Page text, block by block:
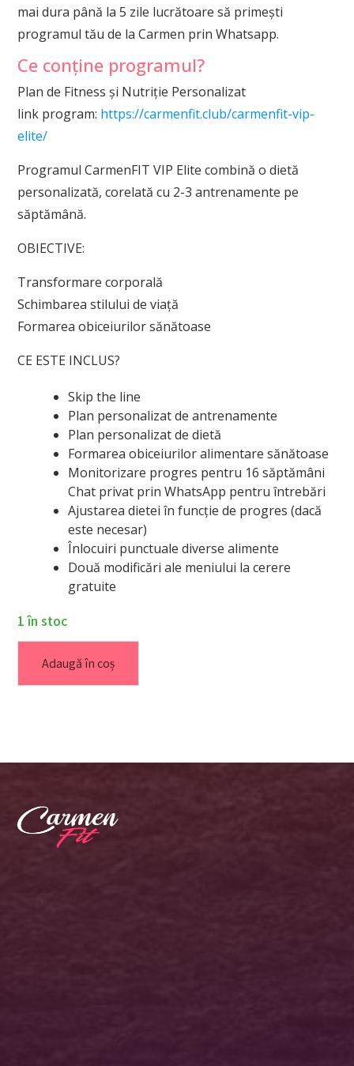
mai dura până la 5 zile lucrătoare să primești
programul tău de la Carmen prin Whatsapp.
Ce conține programul?
Plan de Fitness și Nutriție Personalizat
link program: https://carmenfit.club/carmenfit-vip-
elite/
Programul CarmenFIT VIP Elite combină o dietă
personalizată, corelată cu 2-3 antrenamente pe
săptămână.
OBIECTIVE:
Transformare corporală
Schimbarea stilului de viață
Formarea obiceiurilor sănătoase
CE ESTE INCLUS?
Skip the line
Plan personalizat de antrenamente
Plan personalizat de dietă
Formarea obiceiurilor alimentare sănătoase
Monitorizare progres pentru 16 săptămâni
Chat privat prin WhatsApp pentru întrebări
Ajustarea dietei în funcție de progres (dacă
este necesar)
Înlocuiri punctuale diverse alimente
Două modificări ale meniului la cerere
gratuite
1 în stoc
Adaugă în coș